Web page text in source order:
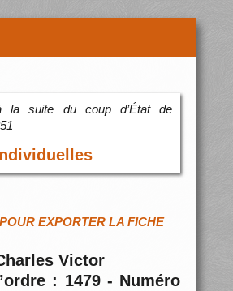
la suite du coup d’État de
EXPORTER LA FICHE
Victor
: 1479 - Numéro